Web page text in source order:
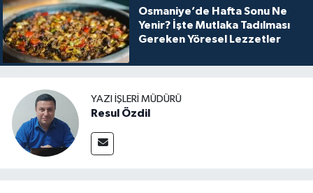
Osmaniye’de Hafta Sonu Ne
Yenir? İşte Mutlaka Tadılması
Gereken Yöresel Lezzetler
YAZI İŞLERI MÜDÜRÜ
Resul Özdil